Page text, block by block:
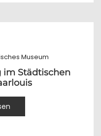
Museum
im Städtischen